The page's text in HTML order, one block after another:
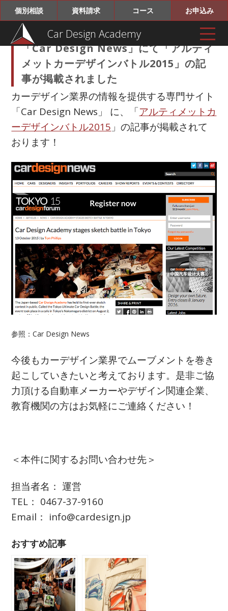
Car Design Academy
個別相談 資料請求 コース お申込み
「Car Design News」にて「アルティ
メットカーデザインバトル2015」の記
事が掲載されました
カーデザイン業界の情報を提供する専門サイト
「Car Design News」 に、「アルティメットカ
ーデザインバトル2015 」の記事が掲載されて
おります！
参照：Car Design News
今後もカーデザイン業界でムーブメントを巻き
起こしていきたいと考えております。是非ご協
力頂ける自動車メーカーやデザイン関連企業、
教育機関の方はお気軽にご連絡ください！
＜本件に関するお問い合わせ先＞
担当者名： 運営
TEL： 0467-37-9160
Email： info@cardesign.jp
おすすめ記事